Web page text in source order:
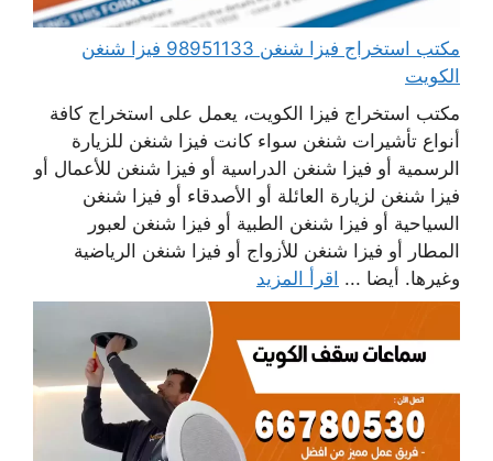
مكتب استخراج فيزا شنغن 98951133 فيزا شنغن
الكويت
مكتب استخراج فيزا الكويت، يعمل على استخراج كافة
أنواع تأشيرات شنغن سواء كانت فيزا شنغن للزيارة
الرسمية أو فيزا شنغن الدراسية أو فيزا شنغن للأعمال أو
فيزا شنغن لزيارة العائلة أو الأصدقاء أو فيزا شنغن
السياحية أو فيزا شنغن الطبية أو فيزا شنغن لعبور
المطار أو فيزا شنغن للأزواج أو فيزا شنغن الرياضية
وغيرها. أيضا ... اقرأ المزيد